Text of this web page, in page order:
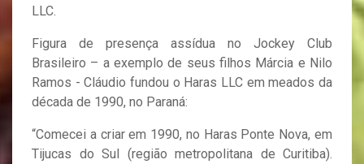
LLC.
Figura de presença assídua no Jockey Club
Brasileiro – a exemplo de seus filhos Márcia e Nilo
Ramos - Cláudio fundou o Haras LLC em meados da
década de 1990, no Paraná:
“Comecei a criar em 1990, no Haras Ponte Nova, em
Tijucas do Sul (região metropolitana de Curitiba).